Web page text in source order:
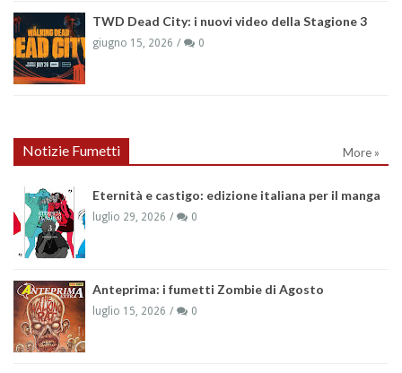
TWD Dead City: i nuovi video della Stagione 3
giugno 15, 2026 0
Notizie Fumetti More »
Eternità e castigo: edizione italiana per il manga
luglio 29, 2026 0
Anteprima: i fumetti Zombie di Agosto
luglio 15, 2026 0